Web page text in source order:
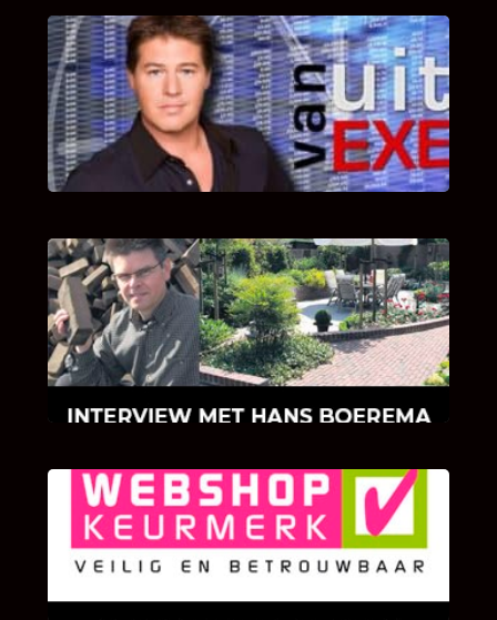
UITSTEL VAN EXECUTIE
Bekijk hier de fragmenten van de deelname
van Bricks and Stones aan dit programma.
INTERVIEW MET HANS BOEREMA
Hoe Bricks and Stones ontstaan is en wat
Hans Boerema motiveert in de wereld van
klinkers en tegels!
KLANT BEOORDELINGEN
We zijn er zeer op gesteld om te weten wat u
als klant van ons en onze diensten vindt.